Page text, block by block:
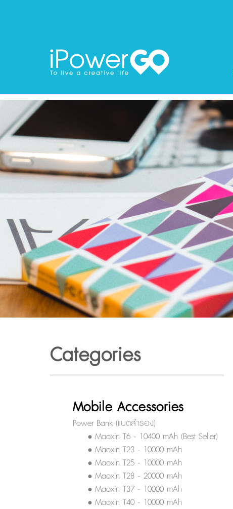
Categories
Mobile Accessories
Power Bank (แบตสำรอง)
• Maoxin T6 - 10400 mAh (Best Seller)
• Maoxin T23 - 10000 mAh
• Maoxin T25 - 10000 mAh
• Maoxin T28 - 20000 mAh
• Maoxin T37 - 10000 mAh
• Maoxin T40 - 10000 mAh